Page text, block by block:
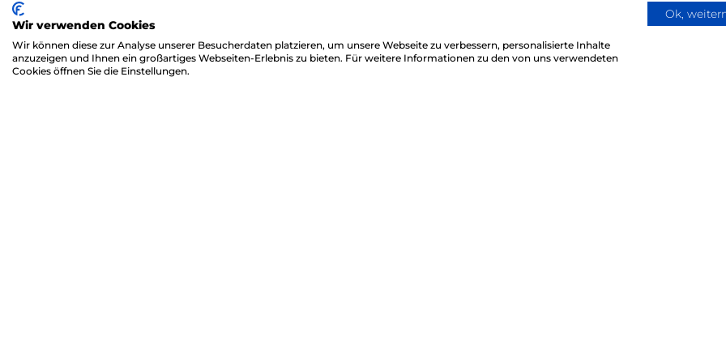
"Das teuerste Tabu im Mittelstand" oder
"wenn Insolvenz den
Unternehmensverkauf erst möglich
MBI übernimmt W. Henkel GmbH & Co.
KG in Stadtallendorf
Wir verwenden Cookies
Wir können diese zur Analyse unserer Besucherdaten platzieren, um unsere Webseite zu verbessern, personalisierte Inhalte
anzuzeigen und Ihnen ein großartiges Webseiten-Erlebnis zu bieten. Für weitere Informationen zu den von uns verwendeten
Cookies öffnen Sie die Einstellungen.
Ok,